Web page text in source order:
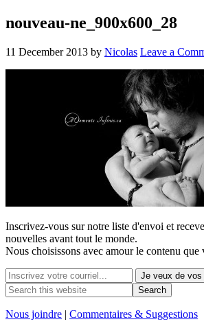
nouveau-ne_900x600_28
11 December 2013 by Nicolas Leave a
Inscrivez-vous sur notre liste d'envoi et
nouvelles avant tout le monde.
Nous choisissons avec amourle contenu que
Nous joindre | Commentaires & Suggestions